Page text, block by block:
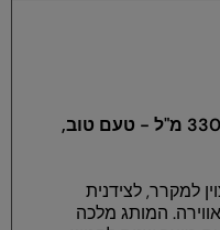
בקבוק בירה מלכה בהירה 330 מ"ל - טעם טוב,
למקרר, לצידנית
המותג מלכה